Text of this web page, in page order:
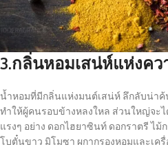
3.กลิ่นหอมเสน่ห์แห่งค
น้ำหอมที่มีกลิ่นแห่งมนต์เสน่ห์ ลึกลับน่าค้
ทำให้ผู้คนรอบข้างหลงใหล ส่วนใหญ่จะ
แรงๆ อย่าง ดอกไฮยาซินท์ ดอกราตรี ไม้
โบตั๋นขาว มิโมซา ผกากรองหอมและเค